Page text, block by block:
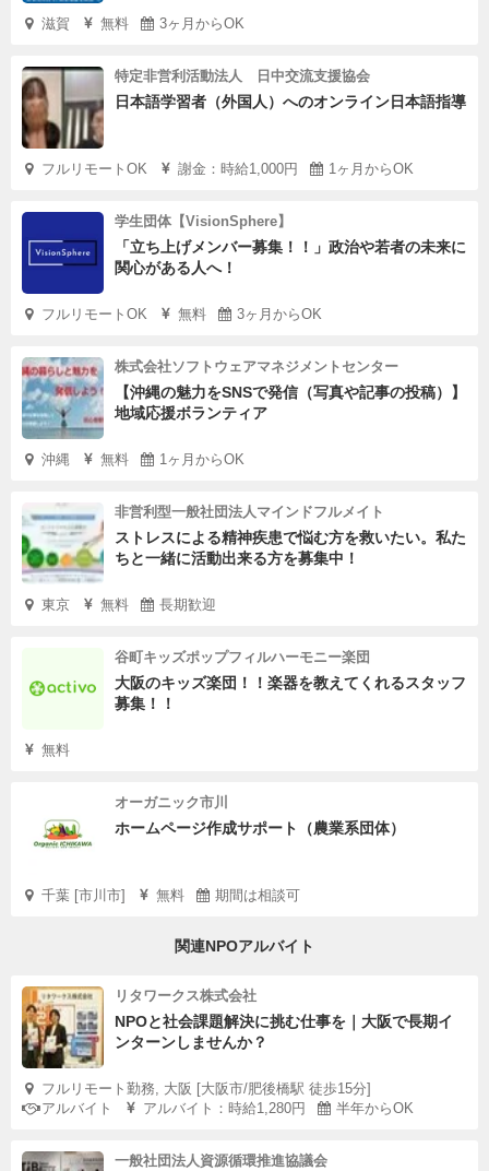
滋賀 無料 3ヶ月からOK
特定非営利活動法人 日中交流支援協会
日本語学習者（外国人）へのオンライン日本語指導
フルリモートOK 謝金：時給1,000円 1ヶ月からOK
学生団体【VisionSphere】
「立ち上げメンバー募集！！」政治や若者の未来に
関心がある人へ！
フルリモートOK 無料 3ヶ月からOK
株式会社ソフトウェアマネジメントセンター
【沖縄の魅力をSNSで発信（写真や記事の投稿）】
地域応援ボランティア
沖縄 無料 1ヶ月からOK
非営利型一般社団法人マインドフルメイト
ストレスによる精神疾患で悩む方を救いたい。私た
ちと一緒に活動出来る方を募集中！
東京 無料 長期歓迎
谷町キッズポップフィルハーモニー楽団
大阪のキッズ楽団！！楽器を教えてくれるスタッフ
募集！！
無料
オーガニック市川
ホームページ作成サポート（農業系団体）
千葉 [市川市] 無料 期間は相談可
関連NPOアルバイト
リタワークス株式会社
NPOと社会課題解決に挑む仕事を｜大阪で長期イ
ンターンしませんか？
フルリモート勤務, 大阪 [大阪市/肥後橋駅 徒歩15分]
アルバイト
アルバイト：時給1,280円 半年からOK
一般社団法人資源循環推進協議会